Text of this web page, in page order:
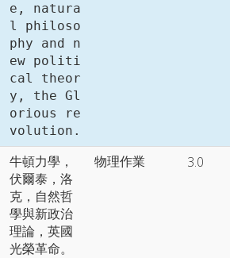
e, natura
l philoso
phy and n
ew politi
cal theor
y, the Gl
orious re
牛頓力學，
伏爾泰，洛
克，自然哲
學與新政治
理論，英國
光榮革命。
物理作業 3.0